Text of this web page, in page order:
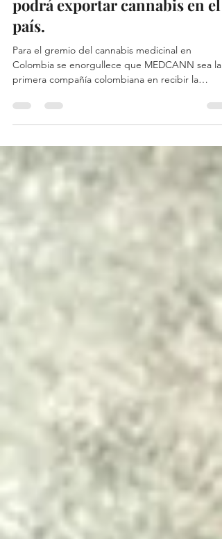
Con esta aprobación ya se
podrá exportar cannabis en el
país.
Para el gremio del cannabis medicinal en
primera compañía colombiana en recibir la
aprobación...